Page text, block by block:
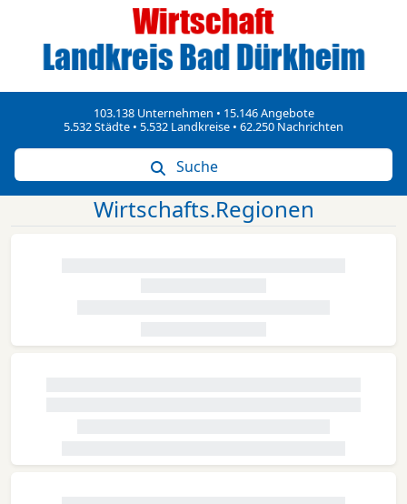
103.138 Unternehmen • 15.146 Angebote
5.532 Städte • 5.532 Landkreise • 62.250 Nachrichten
Suche
Wirtschafts.Regionen